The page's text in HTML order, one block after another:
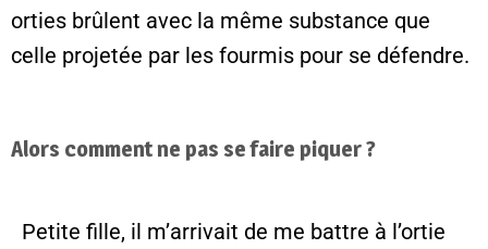
orties brûlent avec la même substance que
celle projetée par les fourmis pour se défendre.
Alors comment ne pas se faire piquer ?
Petite fille, il m’arrivait de me battre à l’ortie